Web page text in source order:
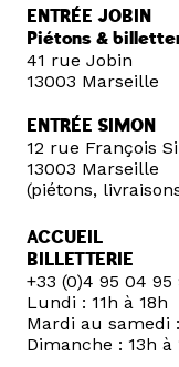
ENTRÉE JOBIN
Piétons &
41 rue Jobin
13003 Marseille
ENTRÉE SIMON
12 rue François
13003 Marseille
(piétons,
ACCUEIL
BILLETTERIE
+33 (0)4 95 04 95
Lundi : 11h à 18h
Mardi au samedi
Dimanche : 13h à